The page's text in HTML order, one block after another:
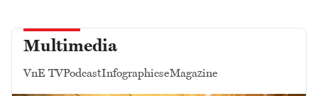
Multimedia
VnE TVPodcastInfographicseMagazine